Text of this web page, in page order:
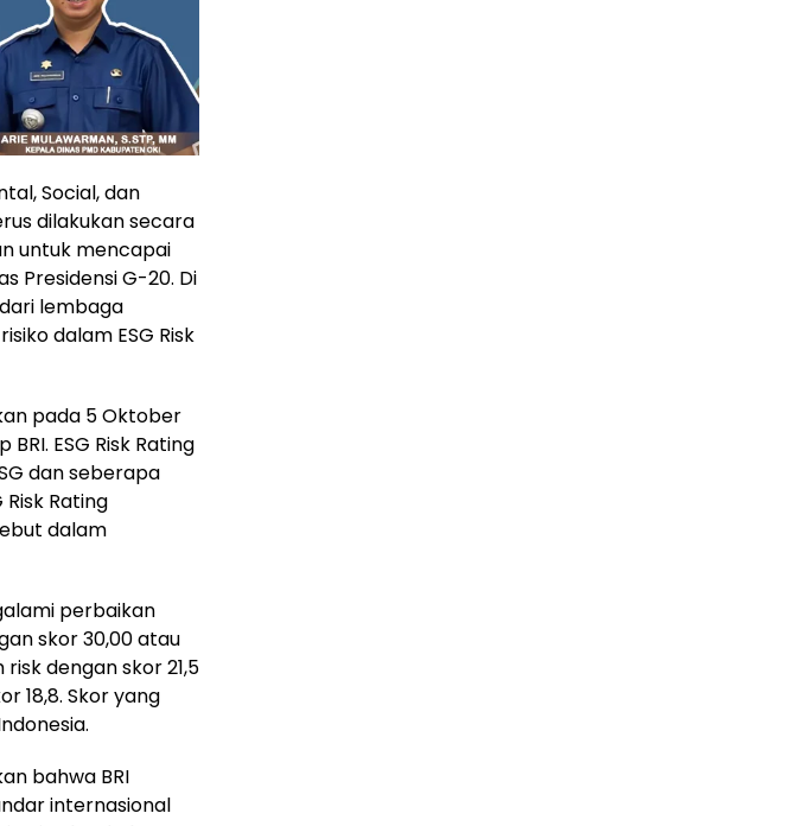
Social, dan
dilakukan secara
untuk mencapai
Presidensi G-20. Di
lembaga
dalam ESG Risk
pada 5 Oktober
ESG Risk Rating
dan seberapa
Rating
dalam
perbaikan
skor 30,00 atau
dengan skor 21,5
18,8. Skor yang
bahwa BRI
internasional